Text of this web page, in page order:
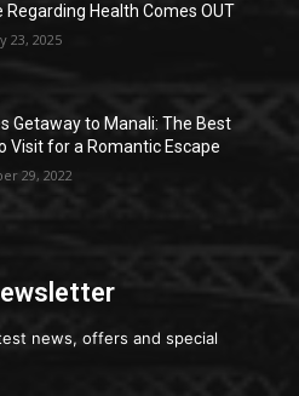
Regarding Health Comes OUT
23, 2025
Getaway to Manali: The Best
Visit for a Romantic Escape
29, 2022
news, offers and special